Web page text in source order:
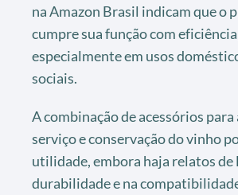
na Amazon Brasil indicam que o
cumpre sua função com
especialmente em usos
sociais.
A combinação de acessórios
serviço e conservação do vinho
utilidade, embora haja relatos de
durabilidade e na